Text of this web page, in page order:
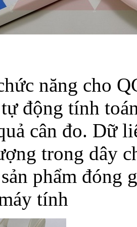
năng cho
động tính
cân đo. Dữ
trong dây
phẩm đóng
tính